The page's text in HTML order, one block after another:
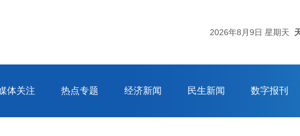
2026年8月9日 星期天
体关注 热点专题 经济新闻 民生新闻 数字报刊